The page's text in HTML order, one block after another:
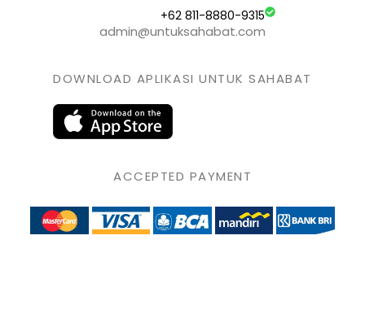
+62 811-8880-9315
admin@untuksahabat.com
DOWNLOAD APLIKASI UNTUK SAHABAT
ACCEPTED PAYMENT